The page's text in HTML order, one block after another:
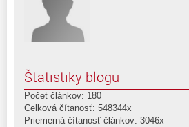
Štatistiky blogu
Počet článkov: 180
Celková čítanosť: 548344x
Priemerná čítanosť článkov: 3046x